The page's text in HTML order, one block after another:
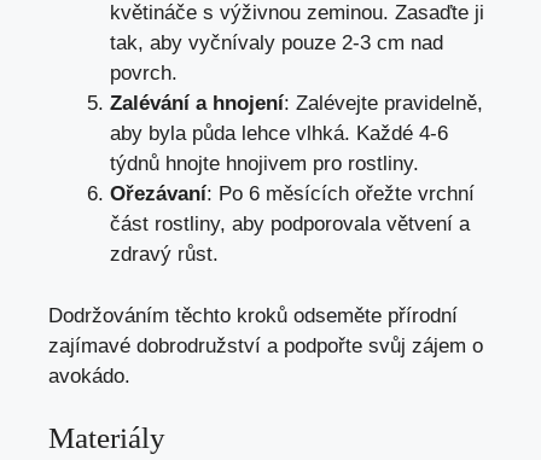
květináče s výživnou zeminou. Zasaďte ji
tak, aby vyčnívaly pouze 2-3 cm nad
povrch.
Zalévání a hnojení: Zalévejte pravidelně,
aby byla půda lehce vlhká. Každé 4-6
týdnů hnojte hnojivem pro rostliny.
Ořezávaní: Po 6 měsících ořežte vrchní
část rostliny, aby podporovala větvení a
zdravý růst.
Dodržováním těchto kroků odseměte přírodní
zajímavé dobrodružství a podpořte svůj zájem o
avokádo.
Materiály